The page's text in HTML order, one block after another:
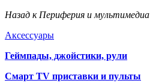
Назад к Периферия и мультимедиа
Аксессуары
Геймпады, джойстики, рули
Смарт TV приставки и пульты